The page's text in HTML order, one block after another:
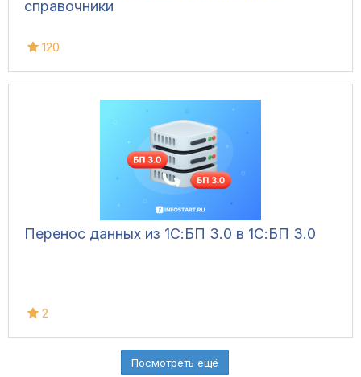
справочники
120
Перенос данных из 1С:БП 3.0 в 1С:БП 3.0
2
Посмотреть ещё